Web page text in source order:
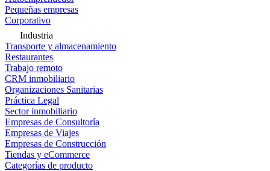
Pequeñas empresas
Corporativo
Industria
Transporte y almacenamiento
Restaurantes
Trabajo remoto
CRM inmobiliario
Organizaciones Sanitarias
Práctica Legal
Sector inmobiliario
Empresas de Consultoría
Empresas de Viajes
Empresas de Construcción
Tiendas y eCommerce
Categorías de producto